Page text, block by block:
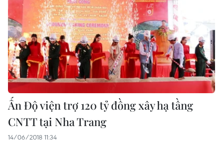
Ấn Độ viện trợ 120 tỷ đồng xây hạ tầng
CNTT tại Nha Trang
14/06/2018 11:34